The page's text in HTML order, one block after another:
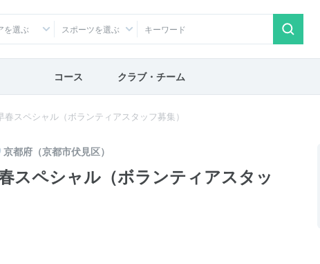
を選ぶ スポーツを選ぶ
コース クラブ・チーム
スペシャル（ボランティアスタッフ募集）
京都府（京都市伏見区）
スペシャル（ボランティアスタッ